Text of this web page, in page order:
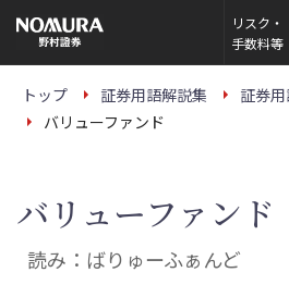
の
ー
リスク・
手数料等
トップ 証券用語解説集
証券
バリューファンド
バリューファンド
読み：ばりゅーふぁんど